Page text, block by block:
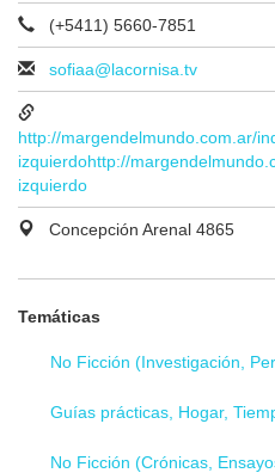
(+5411) 5660-7851
sofiaa@lacornisa.tv
http://margendelmundo.com.ar/
izquierdohttp://
izquierdo
Concepción Arenal 4865
Temáticas
No Ficción (Investigación,
Guías prácticas, Hogar,
No Ficción (Crónicas,